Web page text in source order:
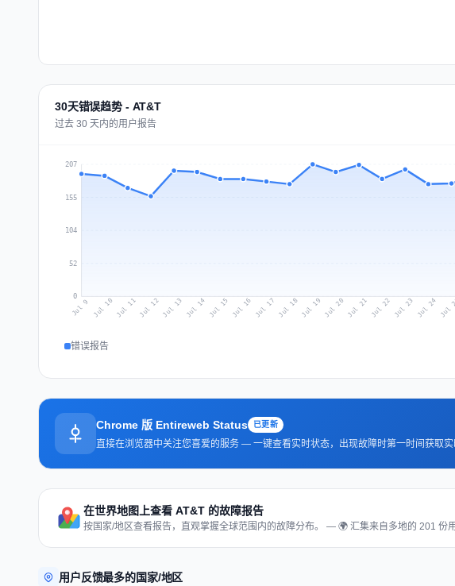
30天错误趋势 - AT&T
过去 30 天内的用户报告
0
52
104
155
207
Jul 9 Jul 10 Jul 11Jul 12Jul 13 Jul 14 Jul 15 Jul 16 Jul 17 Jul 18Jul 19 Jul 20 Jul 21 Jul 22 Jul 23 Jul 24 Jul
错误报告
Chrome 版 Entireweb Status 已更新
直接在浏览器中关注您喜爱的服务 — 一键查看实时状态，出现故障时第一时间获取实
在世界地图上查看 AT&T 的故障报告
按国家/地区查看报告，直观掌握全球范围内的故障分布。 — 🌍 汇集来自多地的 201 份
用户反馈最多的国家/地区